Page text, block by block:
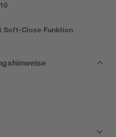
Soft-Close Funktion